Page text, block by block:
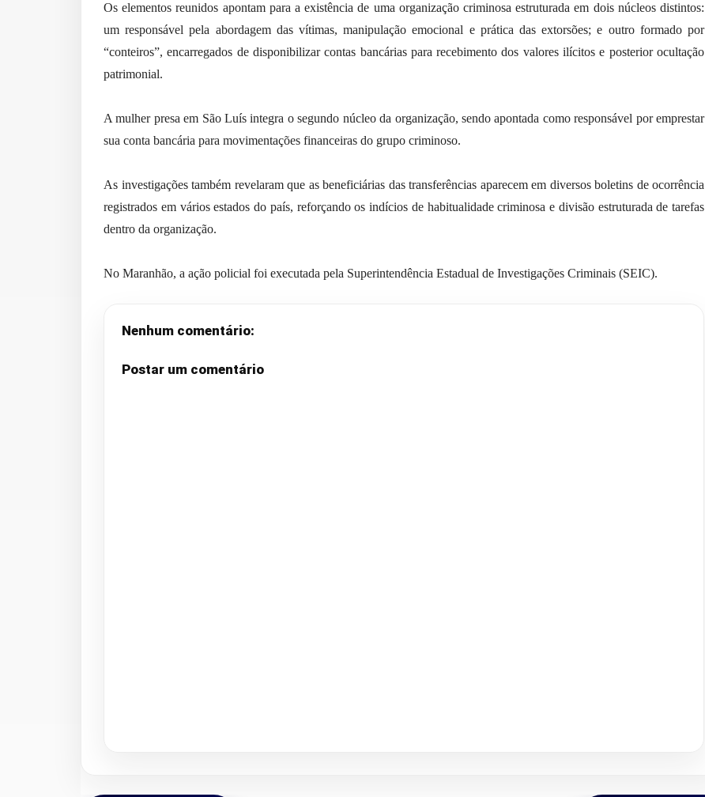
Os elementos reunidos apontam para a existência de uma organização criminosa estruturada em dois núcleos distintos:
um responsável pela abordagem das vítimas, manipulação emocional e prática das extorsões; e outro formado por
“conteiros”, encarregados de disponibilizar contas bancárias para recebimento dos valores ilícitos e posterior ocultação
patrimonial.
A mulher presa em São Luís integra o segundo núcleo da organização, sendo apontada como responsável por emprestar
sua conta bancária para movimentações financeiras do grupo criminoso.
As investigações também revelaram que as beneficiárias das transferências aparecem em diversos boletins de ocorrência
registrados em vários estados do país, reforçando os indícios de habitualidade criminosa e divisão estruturada de tarefas
dentro da organização.
No Maranhão, a ação policial foi executada pela Superintendência Estadual de Investigações Criminais (SEIC).
Nenhum comentário:
Postar um comentário